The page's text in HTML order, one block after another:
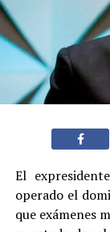
El
operado el
que exámenes